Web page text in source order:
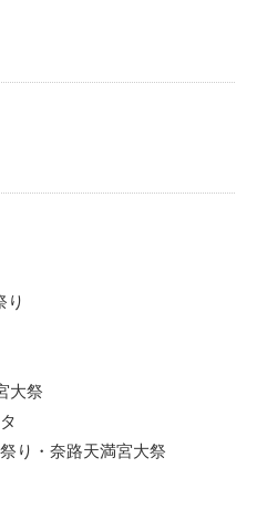
り
大祭
り・奈路天満宮大祭